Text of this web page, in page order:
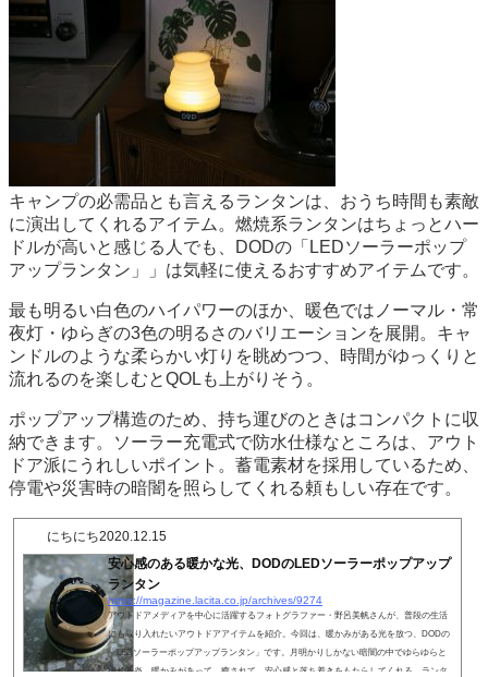
キャンプの必需品とも言えるランタンは、おうち時間も素敵
に演出してくれるアイテム。燃焼系ランタンはちょっとハー
ドルが高いと感じる人でも、DODの「LEDソーラーポップ
アップランタン」」は気軽に使えるおすすめアイテムです。
最も明るい白色のハイパワーのほか、暖色ではノーマル・常
夜灯・ゆらぎの3色の明るさのバリエーションを展開。キャ
ンドルのような柔らかい灯りを眺めつつ、時間がゆっくりと
流れるのを楽しむとQOLも上がりそう。
ポップアップ構造のため、持ち運びのときはコンパクトに収
納できます。ソーラー充電式で防水仕様なところは、アウト
ドア派にうれしいポイント。蓄電素材を採用しているため、
停電や災害時の暗闇を照らしてくれる頼もしい存在です。
にちにち2020.12.15
安心感のある暖かな光、DODのLEDソーラーポップアップ
ランタン
https://magazine.lacita.co.jp/archives/9274
アウトドアメディアを中心に活躍するフォトグラファー・野呂美帆さんが、普段の生活
にも取り入れたいアウトドアアイテムを紹介。今回は、暖かみがある光を放つ、DODの
「LEDソーラーポップアップランタン」です。月明かりしかない暗闇の中でゆらゆらと
揺れる炎。暖かみがあって、癒されて、安心感と落ち着きをもたらしてくれる。ランタ